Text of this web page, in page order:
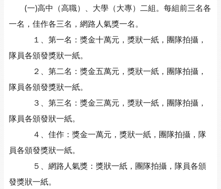
(一)高中（高職）、大學（大專）二組。每組前三名各
一名，佳作各三名，網路人氣獎一名。
１、第一名：獎金十萬元，獎狀一紙，團隊拍攝，
隊員各頒發獎狀一紙。
２、第二名：獎金五萬元，獎狀一紙，團隊拍攝，
隊員各頒發獎狀一紙。
３、第三名：獎金三萬元，獎狀一紙，團隊拍攝，
隊員各頒發狀一紙。
４、佳作：獎金一萬元，獎狀一紙，團隊拍攝，隊
員各頒發獎狀一紙。
５、網路人氣獎：獎狀一紙，團隊拍攝，隊員各頒
發獎狀一紙。